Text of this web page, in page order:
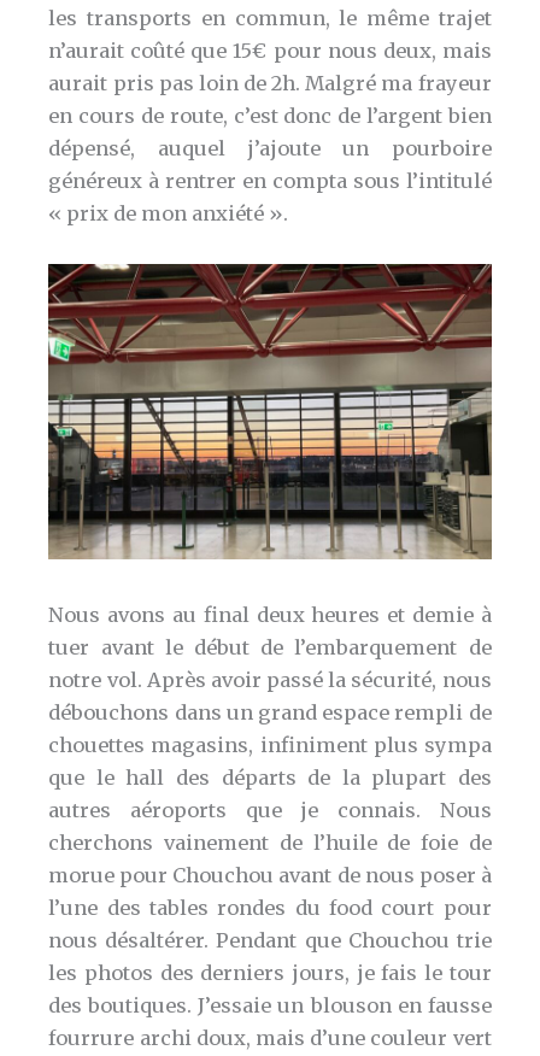
les transports en commun, le même trajet
n’aurait coûté que 15€ pour nous deux, mais
aurait pris pas loin de 2h. Malgré ma frayeur
en cours de route, c’est donc de l’argent bien
dépensé, auquel j’ajoute un pourboire
généreux à rentrer en compta sous l’intitulé
« prix de mon anxiété ».
Nous avons au final deux heures et demie à
tuer avant le début de l’embarquement de
notre vol. Après avoir passé la sécurité, nous
débouchons dans un grand espace rempli de
chouettes magasins, infiniment plus sympa
que le hall des départs de la plupart des
autres aéroports que je connais. Nous
cherchons vainement de l’huile de foie de
morue pour Chouchou avant de nous poser à
l’une des tables rondes du food court pour
nous désaltérer. Pendant que Chouchou trie
les photos des derniers jours, je fais le tour
des boutiques. J’essaie un blouson en fausse
fourrure archi doux, mais d’une couleur vert